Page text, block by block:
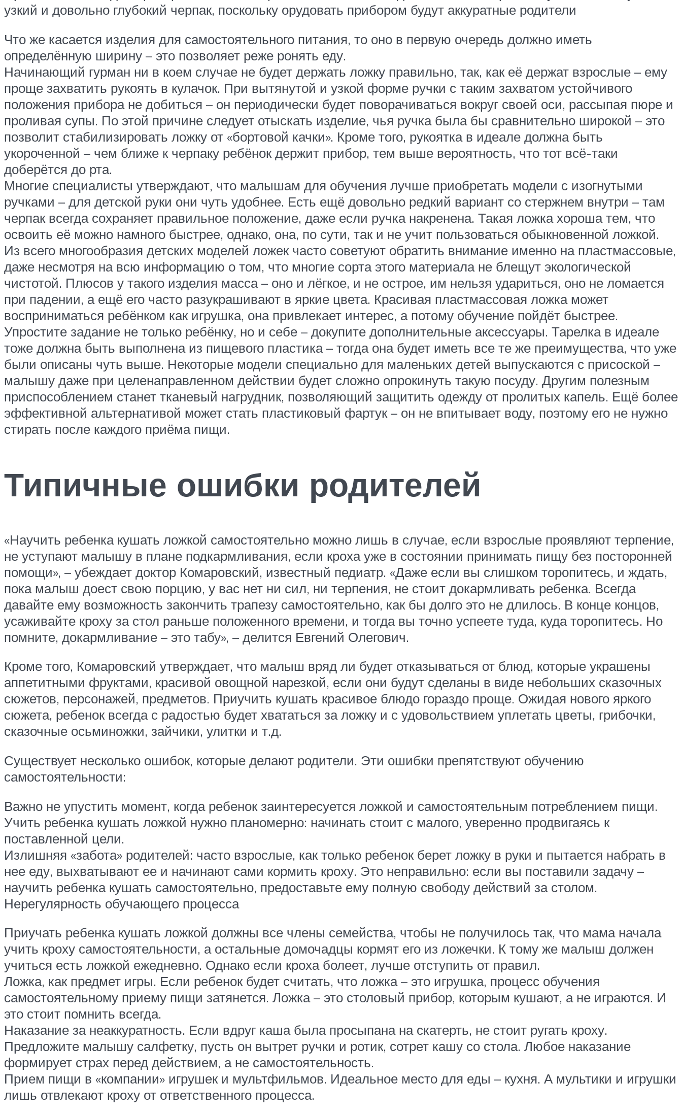
узкий и довольно глубокий черпак, поскольку орудовать прибором будут аккуратные родители
Что же касается изделия для самостоятельного питания, то оно в первую очередь должно иметь
определённую ширину – это позволяет реже ронять еду.
Начинающий гурман ни в коем случае не будет держать ложку правильно, так, как её держат взрослые – ему
проще захватить рукоять в кулачок. При вытянутой и узкой форме ручки с таким захватом устойчивого
положения прибора не добиться – он периодически будет поворачиваться вокруг своей оси, рассыпая пюре и
проливая супы. По этой причине следует отыскать изделие, чья ручка была бы сравнительно широкой – это
позволит стабилизировать ложку от «бортовой качки». Кроме того, рукоятка в идеале должна быть
укороченной – чем ближе к черпаку ребёнок держит прибор, тем выше вероятность, что тот всё-таки
доберётся до рта.
Многие специалисты утверждают, что малышам для обучения лучше приобретать модели с изогнутыми
ручками – для детской руки они чуть удобнее. Есть ещё довольно редкий вариант со стержнем внутри – там
черпак всегда сохраняет правильное положение, даже если ручка накренена. Такая ложка хороша тем, что
освоить её можно намного быстрее, однако, она, по сути, так и не учит пользоваться обыкновенной ложкой.
Из всего многообразия детских моделей ложек часто советуют обратить внимание именно на пластмассовые,
даже несмотря на всю информацию о том, что многие сорта этого материала не блещут экологической
чистотой. Плюсов у такого изделия масса – оно и лёгкое, и не острое, им нельзя удариться, оно не ломается
при падении, а ещё его часто разукрашивают в яркие цвета. Красивая пластмассовая ложка может
восприниматься ребёнком как игрушка, она привлекает интерес, а потому обучение пойдёт быстрее.
Упростите задание не только ребёнку, но и себе – докупите дополнительные аксессуары. Тарелка в идеале
тоже должна быть выполнена из пищевого пластика – тогда она будет иметь все те же преимущества, что уже
были описаны чуть выше. Некоторые модели специально для маленьких детей выпускаются с присоской –
малышу даже при целенаправленном действии будет сложно опрокинуть такую посуду. Другим полезным
приспособлением станет тканевый нагрудник, позволяющий защитить одежду от пролитых капель. Ещё более
эффективной альтернативой может стать пластиковый фартук – он не впитывает воду, поэтому его не нужно
стирать после каждого приёма пищи.
Типичные ошибки родителей
«Научить ребенка кушать ложкой самостоятельно можно лишь в случае, если взрослые проявляют терпение,
не уступают малышу в плане подкармливания, если кроха уже в состоянии принимать пищу без посторонней
помощи», – убеждает доктор Комаровский, известный педиатр. «Даже если вы слишком торопитесь, и ждать,
пока малыш доест свою порцию, у вас нет ни сил, ни терпения, не стоит докармливать ребенка. Всегда
давайте ему возможность закончить трапезу самостоятельно, как бы долго это не длилось. В конце концов,
усаживайте кроху за стол раньше положенного времени, и тогда вы точно успеете туда, куда торопитесь. Но
помните, докармливание – это табу», – делится Евгений Олегович.
Кроме того, Комаровский утверждает, что малыш вряд ли будет отказываться от блюд, которые украшены
аппетитными фруктами, красивой овощной нарезкой, если они будут сделаны в виде небольших сказочных
сюжетов, персонажей, предметов. Приучить кушать красивое блюдо гораздо проще. Ожидая нового яркого
сюжета, ребенок всегда с радостью будет хвататься за ложку и с удовольствием уплетать цветы, грибочки,
сказочные осьминожки, зайчики, улитки и т.д.
Существует несколько ошибок, которые делают родители. Эти ошибки препятствуют обучению
самостоятельности:
Важно не упустить момент, когда ребенок заинтересуется ложкой и самостоятельным потреблением пищи.
Учить ребенка кушать ложкой нужно планомерно: начинать стоит с малого, уверенно продвигаясь к
поставленной цели.
Излишняя «забота» родителей: часто взрослые, как только ребенок берет ложку в руки и пытается набрать в
нее еду, выхватывают ее и начинают сами кормить кроху. Это неправильно: если вы поставили задачу –
научить ребенка кушать самостоятельно, предоставьте ему полную свободу действий за столом.
Нерегулярность обучающего процесса
Приучать ребенка кушать ложкой должны все члены семейства, чтобы не получилось так, что мама начала
учить кроху самостоятельности, а остальные домочадцы кормят его из ложечки. К тому же малыш должен
учиться есть ложкой ежедневно. Однако если кроха болеет, лучше отступить от правил.
Ложка, как предмет игры. Если ребенок будет считать, что ложка – это игрушка, процесс обучения
самостоятельному приему пищи затянется. Ложка – это столовый прибор, которым кушают, а не играются. И
это стоит помнить всегда.
Наказание за неаккуратность. Если вдруг каша была просыпана на скатерть, не стоит ругать кроху.
Предложите малышу салфетку, пусть он вытрет ручки и ротик, сотрет кашу со стола. Любое наказание
формирует страх перед действием, а не самостоятельность.
Прием пищи в «компании» игрушек и мультфильмов. Идеальное место для еды – кухня. А мультики и игрушки
лишь отвлекают кроху от ответственного процесса.